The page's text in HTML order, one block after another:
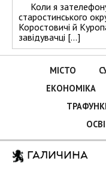
Коли я
старостинського
Коростовичі й
завідувачці […]
МІСТО
ЕКОНОМІКА
ГАЛИЧИНА